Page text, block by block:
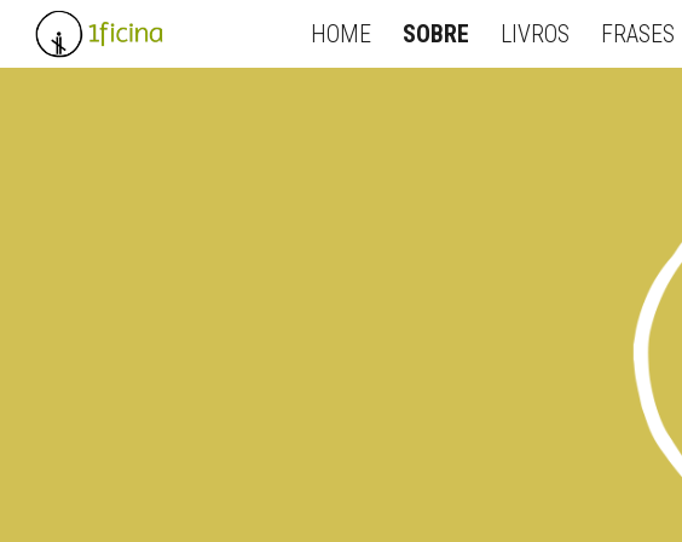
Skip to main content
HOME SOBRE LIVROS FRASES